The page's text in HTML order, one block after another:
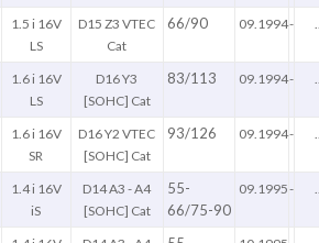
1.5 i 16V
LS
D15 Z3 VTEC
Cat
66/90 09.1994-
1.6 i 16V
LS
D16 Y3
[SOHC] Cat
83/113 09.1994-
1.6 i 16V
SR
D16 Y2 VTEC
[SOHC] Cat
93/126 09.1994-
1.4 i 16V
iS
D14 A3 - A4
[SOHC] Cat
55-
66/75-90
09.1995-